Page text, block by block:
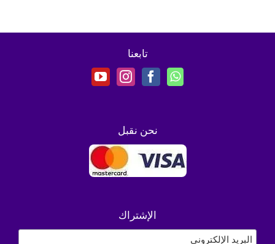
تابعنا
نحن نقبل
الإشتراك